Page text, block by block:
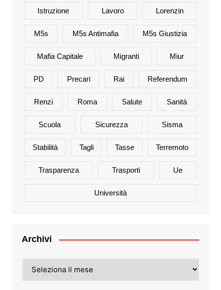
Istruzione Lavoro Lorenzin
M5s M5s Antimafia M5s Giustizia
Mafia Capitale Migranti Miur
PD Precari Rai Referendum
Renzi Roma Salute Sanità
Scuola Sicurezza Sisma
Stabilità Tagli Tasse Terremoto
Trasparenza Trasporti Ue
Università
Archivi